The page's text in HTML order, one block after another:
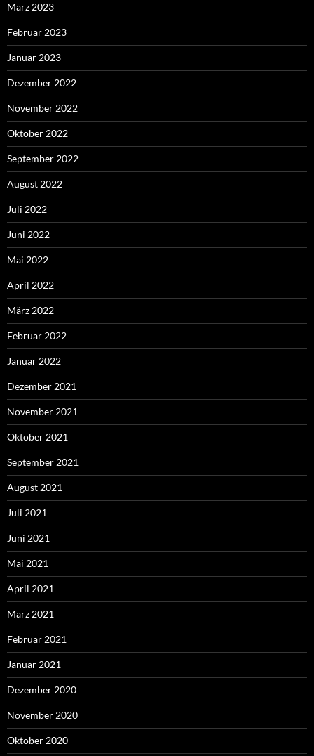
März 2023
Februar 2023
Januar 2023
Dezember 2022
November 2022
Oktober 2022
September 2022
August 2022
Juli 2022
Juni 2022
Mai 2022
April 2022
März 2022
Februar 2022
Januar 2022
Dezember 2021
November 2021
Oktober 2021
September 2021
August 2021
Juli 2021
Juni 2021
Mai 2021
April 2021
März 2021
Februar 2021
Januar 2021
Dezember 2020
November 2020
Oktober 2020